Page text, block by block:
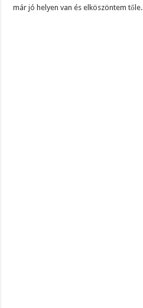
már jó helyen van és elköszöntem tőle.